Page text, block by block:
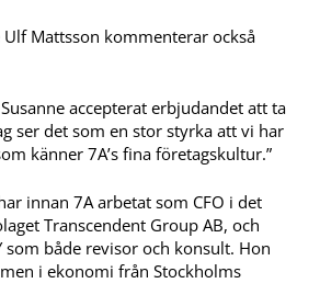
Mattsson kommenterar också
accepterat erbjudandet att ta
ser det som en stor styrka att vi har
känner 7A’s fina företagskultur.”
innan 7A arbetat som CFO i det
Transcendent Group AB, och
som både revisor och konsult. Hon
i ekonomi från Stockholms